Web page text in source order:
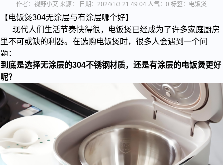
作者：视野小艾 来源： 日期：2024/1/3 21:49:04 人气： 0 标签：电饭煲
【电饭煲304无涂层与有涂层哪个好】
​ 现代人们 生活节奏快得很，电饭煲已经成为了许多家庭厨房
里不可或缺的利器。在选购电饭煲时，很多人会遇到一个问
题：
到底是选择无涂层的304不锈钢材质，还是有涂层的电饭煲更好
呢？